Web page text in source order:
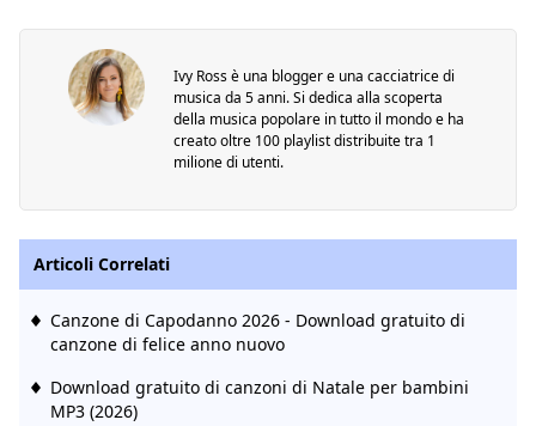
Ivy Ross è una blogger e una cacciatrice di
musica da 5 anni. Si dedica alla scoperta
della musica popolare in tutto il mondo e ha
creato oltre 100 playlist distribuite tra 1
milione di utenti.
Articoli Correlati
Canzone di Capodanno 2026 - Download gratuito di
canzone di felice anno nuovo
Download gratuito di canzoni di Natale per bambini
MP3 (2026)